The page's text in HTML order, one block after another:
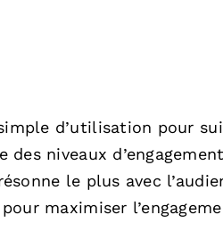
d’utilisation pour
des niveaux
le plus avec
maximiser